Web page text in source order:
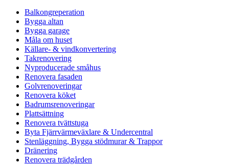
Balkongreperation
Bygga altan
Bygga garage
Måla om huset
Källare- & vindkonvertering
Takrenovering
Nyproducerade småhus
Renovera fasaden
Golvrenoveringar
Renovera köket
Badrumsrenoveringar
Plattsättning
Renovera tvättstuga
Byta Fjärrvärmeväxlare & Undercentral
Stenläggning, Bygga stödmurar & Trappor
Dränering
Renovera trädgården